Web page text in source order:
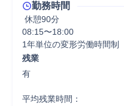
勤務時間
休憩90分
08:15〜18:00
1年単位の変形労働時間制
残業
有
平均残業時間：